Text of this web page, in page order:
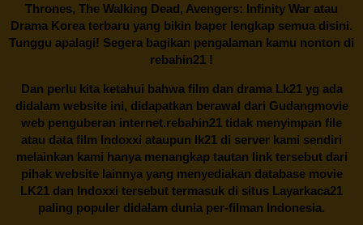
Thrones, The Walking Dead, Avengers: Infinity War atau
Drama Korea terbaru yang bikin baper lengkap semua disini.
Tunggu apalagi! Segera bagikan pengalaman kamu nonton di
rebahin21 !
Dan perlu kita ketahui bahwa film dan dramaLk21yg ada
didalam website ini, didapatkan berawal dari Gudangmovie
web penguberan internet.rebahin21 tidak menyimpan file
atau data film Indoxxi ataupun lk21 di server kami sendiri
melainkan kami hanya menangkap tautan link tersebut dari
pihak website lainnya yang menyediakan database movie
LK21 dan Indoxxi tersebut termasuk di situs Layarkaca21
paling populer didalam dunia per-filman Indonesia.